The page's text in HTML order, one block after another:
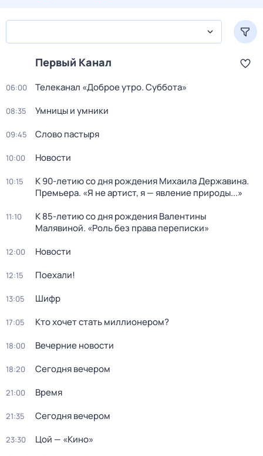
Первый Канал
06:00 Телеканал «Доброе утро. Суббота»
08:35 Умницы и умники
09:45 Слово пастыря
10:00 Новости
10:15
К 90-летию со дня рождения Михаила Державина.
Премьера. «Я не артист, я — явление природы...»
11:10
К 85-летию со дня рождения Валентины
Малявиной. «Роль без права переписки»
12:00 Новости
12:15 Поехали!
13:05 Шифр
17:05 Кто хочет стать миллионером?
18:00 Вечерние новости
18:20 Сегодня вечером
21:00 Время
21:35 Сегодня вечером
23:30 Цой — «Кино»